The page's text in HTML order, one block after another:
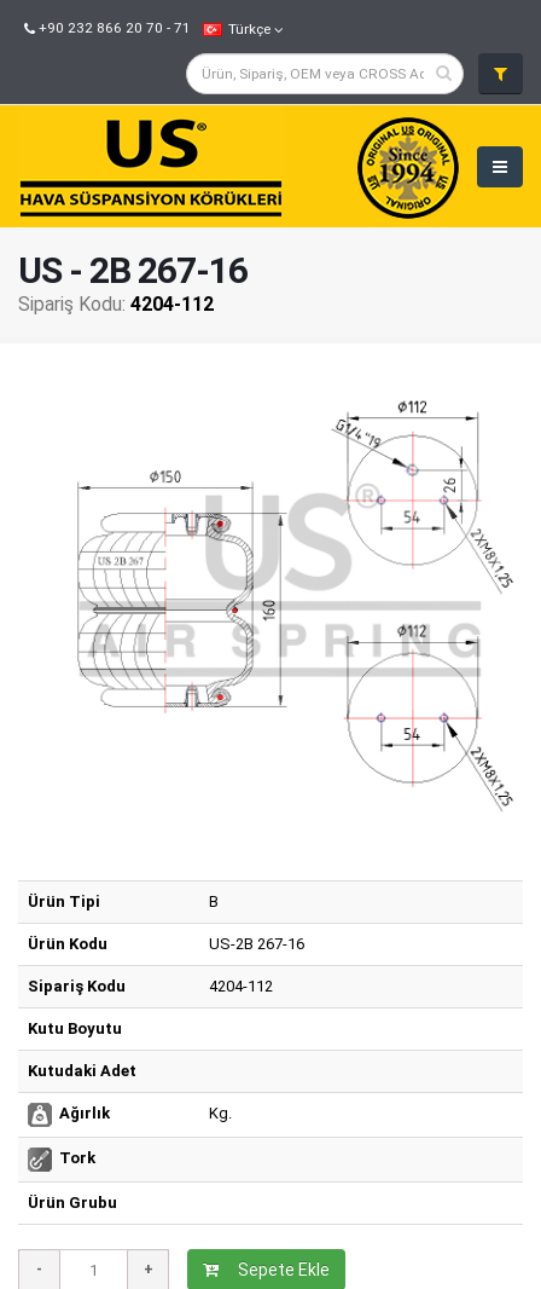
+90 232 866 20 70 - 71 Türkçe
US - 2B 267-16
Sipariş Kodu: 4204-112
Ürün Tipi B
Ürün Kodu US-2B 267-16
Sipariş Kodu 4204-112
Kutu Boyutu
Kutudaki Adet
Ağırlık Kg.
Tork
Ürün Grubu
Sepete Ekle